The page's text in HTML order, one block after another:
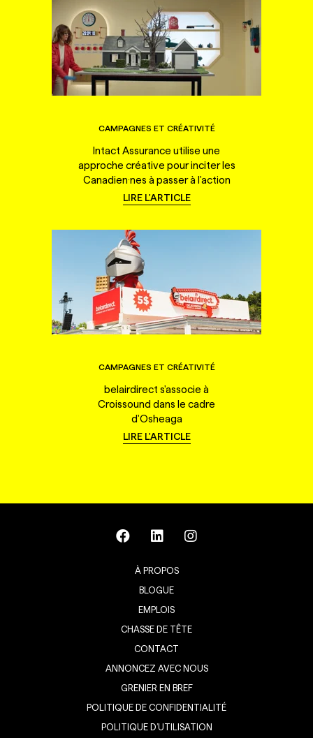
CAMPAGNES ET CRÉATIVITÉ
Intact Assurance utilise une
approche créative pour inciter les
Canadien·nes à passer à l'action
LIRE L'ARTICLE
CAMPAGNES ET CRÉATIVITÉ
belairdirect s'associe à
Croissound dans le cadre
d'Osheaga
LIRE L'ARTICLE
À PROPOS
BLOGUE
EMPLOIS
CHASSE DE TÊTE
CONTACT
ANNONCEZ AVEC NOUS
GRENIER EN BREF
POLITIQUE DE CONFIDENTIALITÉ
POLITIQUE D’UTILISATION